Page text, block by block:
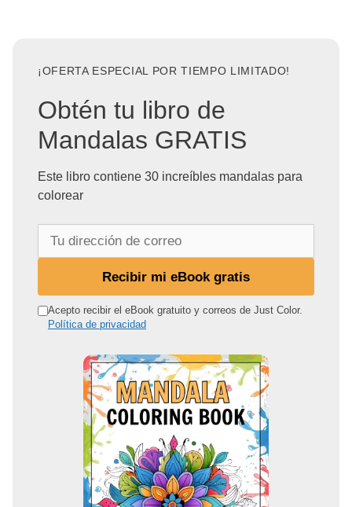
¡OFERTA ESPECIAL POR TIEMPO LIMITADO!
Obtén tu libro de
Mandalas GRATIS
Este libro contiene 30 increíbles mandalas para
colorear
r
Recibir mi eBook gratis
Acepto recibir el eBook gratuito y correos de Just Color.
Política de privacidad